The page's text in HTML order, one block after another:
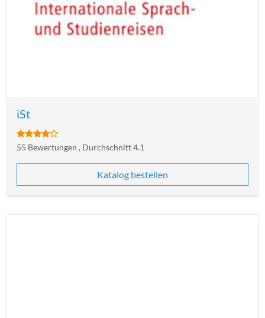
iSt
55 Bewertungen , Durchschnitt 4.1
Katalog bestellen